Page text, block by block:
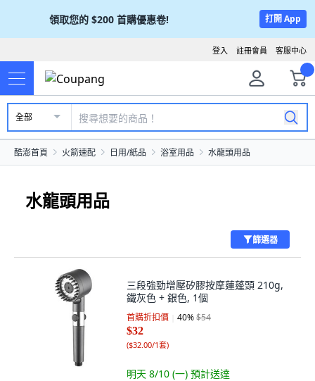
領取您的 $200 首購優惠卷! 打開 App
客服中心
註冊會員
登入
全部
酷澎首頁 火箭速配 日用/紙品 浴室用品 水龍頭用品
水龍頭用品
篩選器
三段強勁增壓矽膠按摩蓮蓬頭 210g,
鐵灰色 + 銀色, 1個
首購折扣價 40%$54
$32
($32.00/1套)
明天 8/10 (一) 預計送達